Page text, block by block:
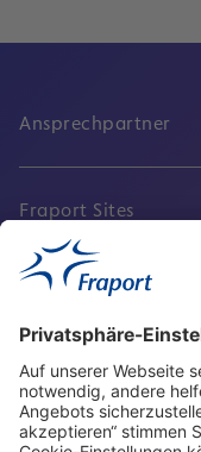
Ansprechpartner
Fraport Sites
Aktuell
Service